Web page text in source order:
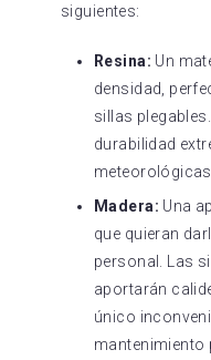
siguientes:
Resina: Un
densidad,
sillas
durabilidad
Madera: Una
que quieran
personal. Las
aportarán
único
mantenimiento